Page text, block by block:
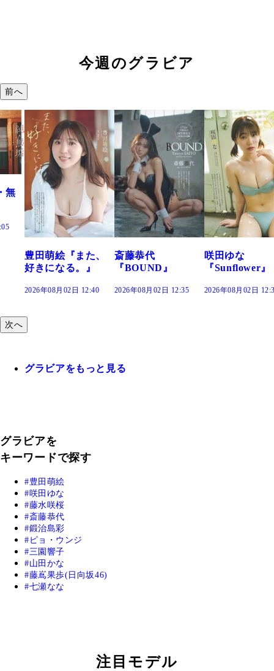
今週のグラビア
前へ
斎藤恭代
『BOUND』
2026年08月02日 12:35
咲田ゆな
『Sunflower』
2026年08月02日 12:30
藤水咲桜『花
だまり』
2026年08月02日
次へ
グラビアをもっと見る
グラビアを
キーワードで探す
豊田萌絵
咲田ゆな
藤水咲桜
斎藤恭代
鍛治島彩
ピョ・ウンジ
三園響子
山田かな
藤嶌果歩(日向坂46)
七瀬なな
注目モデル